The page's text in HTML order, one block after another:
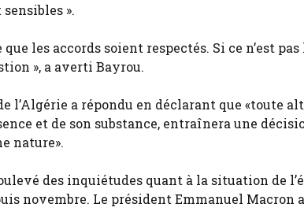
».
les accords soient respectés. Si ce n’est pas
», a averti Bayrou.
l’Algérie a répondu en déclarant que «toute
et de son substance, entraînera une
nature».
des inquiétudes quant à la situation de
novembre. Le président Emmanuel Macron